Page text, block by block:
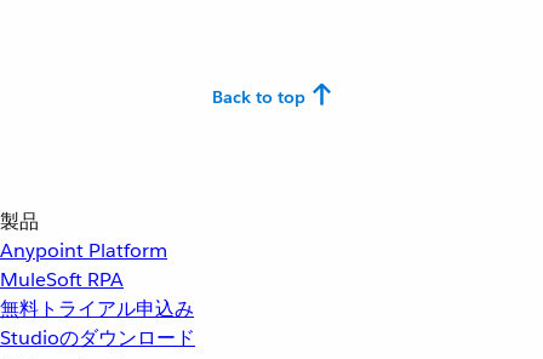
Back to top
製品
Anypoint Platform
MuleSoft RPA
無料トライアル申込み
Studioのダウンロード